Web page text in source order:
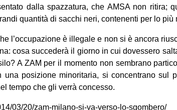
dalla spazzatura, che AMSA non ritira;
quantità di sacchi neri, contenenti per lo
l’occupazione è illegale e non si è ancora
cosa succederà il giorno in cui dovessero
A ZAM per il momento non sembrano
posizione minoritaria, si concentrano sul
tempo che gli verrà concesso.
03/20/zam-milano-si-va-verso-lo-sgombero/